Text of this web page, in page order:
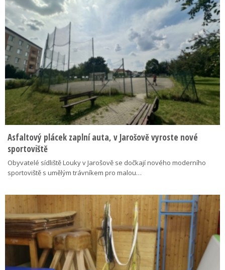
Asfaltový plácek zaplní auta, v Jarošově vyroste nové
sportoviště
Obyvatelé sídliště Louky v Jarošově se dočkají nového moderního
sportoviště s umělým trávníkem pro malou…